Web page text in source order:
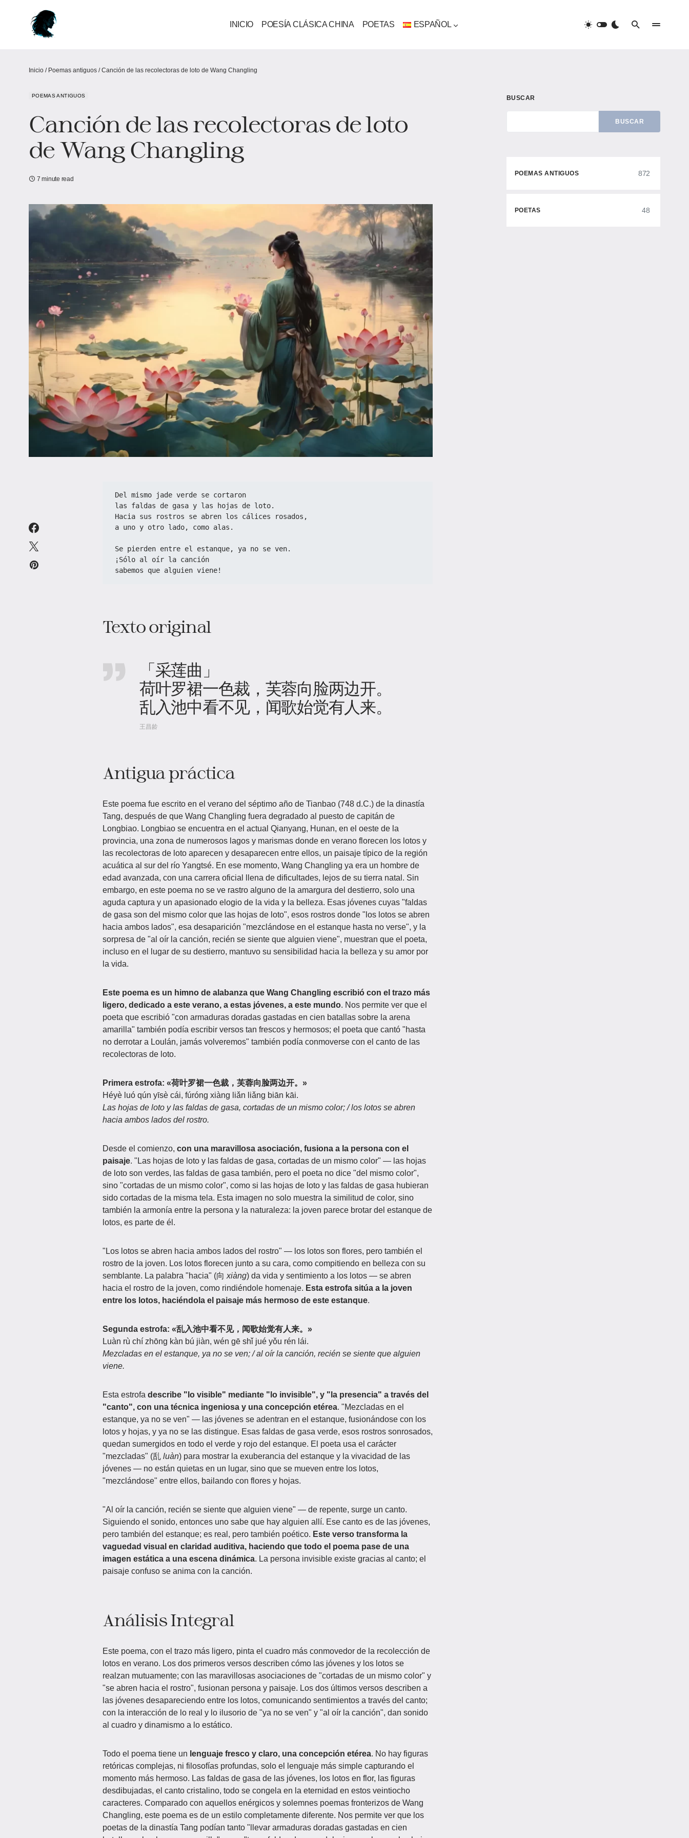
INICIO POESÍA CLÁSICA CHINA POETAS ESPAÑOL
Inicio / Poemas antiguos /Canción de las recolectoras de loto de Wang Changling
POEMAS ANTIGUOS
Canción de las recolectoras de loto
de Wang Changling
7 minute read
Del mismo jade verde se cortaron
las faldas de gasa y las hojas de loto.
Hacia sus rostros se abren los cálices rosados,
a uno y otro lado, como alas.
Se pierden entre el estanque, ya no se ven.
¡Sólo al oír la canción
sabemos que alguien viene!
Texto original
「采莲曲」
荷叶罗裙一色裁，芙蓉向脸两边开。
乱入池中看不见，闻歌始觉有人来。
王昌龄
Antigua práctica
Este poema fue escrito en el verano del séptimo año de Tianbao (748 d.C.) de la dinastía
Tang, después de que Wang Changling fuera degradado al puesto de capitán de
Longbiao. Longbiao se encuentra en el actual Qianyang, Hunan, en el oeste de la
provincia, una zona de numerosos lagos y marismas donde en verano florecen los lotos y
las recolectoras de loto aparecen y desaparecen entre ellos, un paisaje típico de la región
acuática al sur del río Yangtsé. En ese momento, Wang Changling ya era un hombre de
edad avanzada, con una carrera oficial llena de dificultades, lejos de su tierra natal. Sin
embargo, en este poema no se ve rastro alguno de la amargura del destierro, solo una
aguda captura y un apasionado elogio de la vida y la belleza. Esas jóvenes cuyas "faldas
de gasa son del mismo color que las hojas de loto", esos rostros donde "los lotos se abren
hacia ambos lados", esa desaparición "mezclándose en el estanque hasta no verse", y la
sorpresa de "al oír la canción, recién se siente que alguien viene", muestran que el poeta,
incluso en el lugar de su destierro, mantuvo su sensibilidad hacia la belleza y su amor por
la vida.
Este poema es un himno de alabanza que Wang Changling escribió con el trazo más
ligero, dedicado a este verano, a estas jóvenes, a este mundo. Nos permite ver que el
poeta que escribió "con armaduras doradas gastadas en cien batallas sobre la arena
amarilla" también podía escribir versos tan frescos y hermosos; el poeta que cantó "hasta
no derrotar a Loulán, jamás volveremos" también podía conmoverse con el canto de las
recolectoras de loto.
Primera estrofa: «荷叶罗裙一色裁，芙蓉向脸两边开。»
Héyè luó qún yīsè cái, fúróng xiàng liǎn liǎng biān kāi.
Las hojas de loto y las faldas de gasa, cortadas de un mismo color; / los lotos se abren
hacia ambos lados del rostro.
Desde el comienzo, con una maravillosa asociación, fusiona a la persona con el
paisaje. "Las hojas de loto y las faldas de gasa, cortadas de un mismo color" — las hojas
de loto son verdes, las faldas de gasa también, pero el poeta no dice "del mismo color",
sino "cortadas de un mismo color", como si las hojas de loto y las faldas de gasa hubieran
sido cortadas de la misma tela. Esta imagen no solo muestra la similitud de color, sino
también la armonía entre la persona y la naturaleza: la joven parece brotar del estanque de
lotos, es parte de él.
"Los lotos se abren hacia ambos lados del rostro" — los lotos son flores, pero también el
rostro de la joven. Los lotos florecen junto a su cara, como compitiendo en belleza con su
semblante. La palabra "hacia" (向 xiàng) da vida y sentimiento a los lotos — se abren
hacia el rostro de la joven, como rindiéndole homenaje. Esta estrofa sitúa a la joven
entre los lotos, haciéndola el paisaje más hermoso de este estanque.
Segunda estrofa: «乱入池中看不见，闻歌始觉有人来。»
Luàn rù chí zhōng kàn bú jiàn, wén gē shǐ jué yǒu rén lái.
Mezcladas en el estanque, ya no se ven; / al oír la canción, recién se siente que alguien
viene.
Esta estrofa describe "lo visible" mediante "lo invisible", y "la presencia" a través del
"canto", con una técnica ingeniosa y una concepción etérea. "Mezcladas en el
estanque, ya no se ven" — las jóvenes se adentran en el estanque, fusionándose con los
lotos y hojas, y ya no se las distingue. Esas faldas de gasa verde, esos rostros sonrosados,
quedan sumergidos en todo el verde y rojo del estanque. El poeta usa el carácter
"mezcladas" (乱 luàn) para mostrar la exuberancia del estanque y la vivacidad de las
jóvenes — no están quietas en un lugar, sino que se mueven entre los lotos,
"mezclándose" entre ellos, bailando con flores y hojas.
"Al oír la canción, recién se siente que alguien viene" — de repente, surge un canto.
Siguiendo el sonido, entonces uno sabe que hay alguien allí. Ese canto es de las jóvenes,
pero también del estanque; es real, pero también poético. Este verso transforma la
vaguedad visual en claridad auditiva, haciendo que todo el poema pase de una
imagen estática a una escena dinámica. La persona invisible existe gracias al canto; el
paisaje confuso se anima con la canción.
Análisis Integral
Este poema, con el trazo más ligero, pinta el cuadro más conmovedor de la recolección de
lotos en verano. Los dos primeros versos describen cómo las jóvenes y los lotos se
realzan mutuamente; con las maravillosas asociaciones de "cortadas de un mismo color" y
"se abren hacia el rostro", fusionan persona y paisaje. Los dos últimos versos describen a
las jóvenes desapareciendo entre los lotos, comunicando sentimientos a través del canto;
con la interacción de lo real y lo ilusorio de "ya no se ven" y "al oír la canción", dan sonido
al cuadro y dinamismo a lo estático.
Todo el poema tiene un lenguaje fresco y claro, una concepción etérea. No hay figuras
retóricas complejas, ni filosofías profundas, solo el lenguaje más simple capturando el
momento más hermoso. Las faldas de gasa de las jóvenes, los lotos en flor, las figuras
desdibujadas, el canto cristalino, todo se congela en la eternidad en estos veintiocho
caracteres. Comparado con aquellos enérgicos y solemnes poemas fronterizos de Wang
Changling, este poema es de un estilo completamente diferente. Nos permite ver que los
poetas de la dinastía Tang podían tanto "llevar armaduras doradas gastadas en cien
BUSCAR
BUSCAR
POEMAS ANTIGUOS 872
POETAS 48